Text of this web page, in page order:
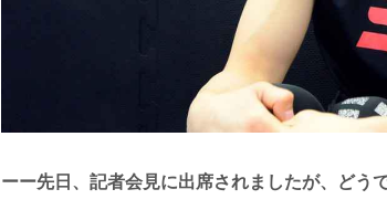
ーー先日、記者会見に出席されましたが、どう